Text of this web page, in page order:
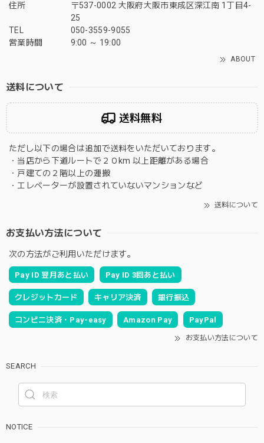
住所
〒537-0002 大阪府大阪市東成区深江南 1丁目4-
25
TEL
050-3559-9055
営業時間
9:00 ～ 19:00
ABOUT
送料について
送料無料
ただし以下の場合は追加で送料をいただいております。
・当店から下道ルートで２０km 以上距離がある場合
・戸建ての２階以上の運搬
・エレベーターが設置されていないマンションなど
送料について
お支払い方法について
次の方法がご利用いただけます。
Pay ID 翌月あと払い Pay ID 3回あと払い
クレジットカード キャリア決済 銀行振込
コンビニ決済・Pay-easy Amazon Pay PayPal
お支払い方法について
SEARCH
NOTICE